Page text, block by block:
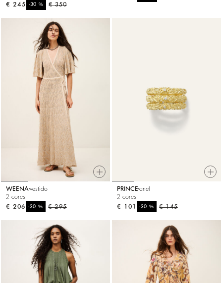
€ 350
-30%
€ 245
WEENA vestido
2 cores
€ 295
-30%
€ 206
PRINCE anel
2 cores
€ 145
-30%
€ 101